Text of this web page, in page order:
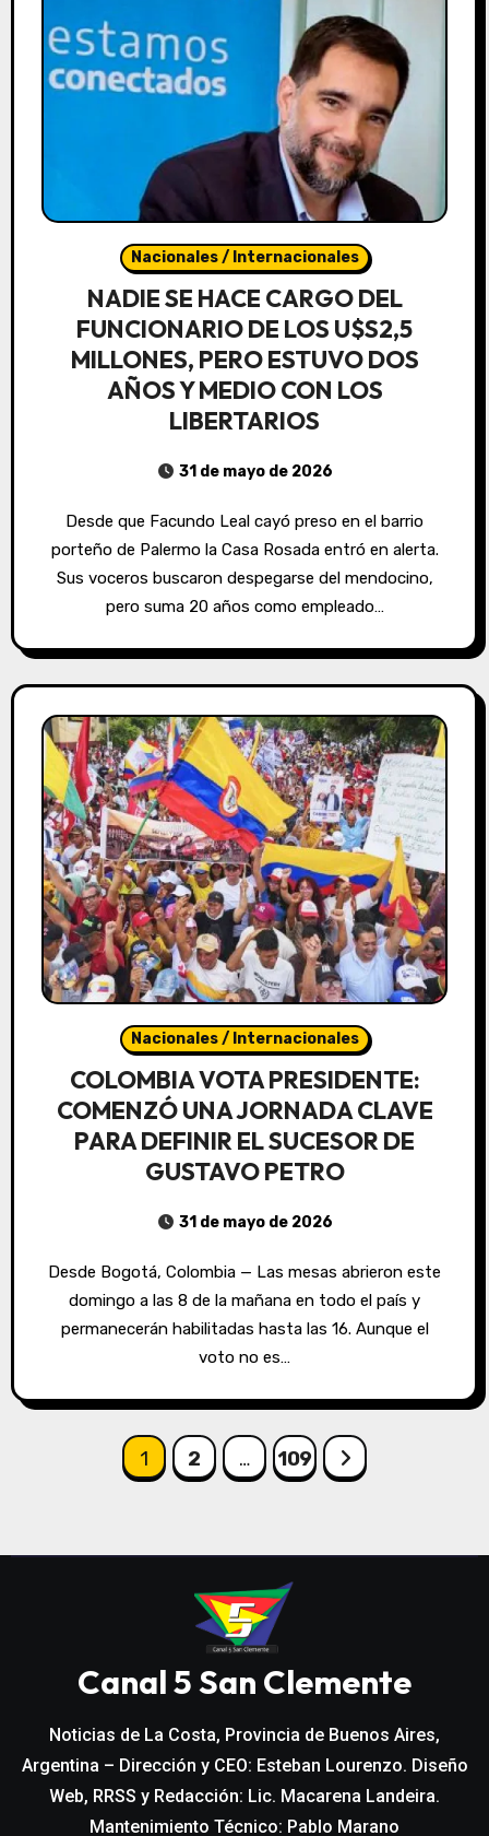
Nacionales / Internacionales
NADIE SE HACE CARGO DEL
FUNCIONARIO DE LOS U$S2,5
MILLONES, PERO ESTUVO DOS
AÑOS Y MEDIO CON LOS
LIBERTARIOS
31 de mayo de 2026
Desde que Facundo Leal cayó preso en el barrio
porteño de Palermo la Casa Rosada entró en alerta.
Sus voceros buscaron despegarse del mendocino,
pero suma 20 años como empleado…
Nacionales / Internacionales
COLOMBIA VOTA PRESIDENTE:
COMENZÓ UNA JORNADA CLAVE
PARA DEFINIR EL SUCESOR DE
GUSTAVO PETRO
31 de mayo de 2026
Desde Bogotá, Colombia — Las mesas abrieron este
domingo a las 8 de la mañana en todo el país y
permanecerán habilitadas hasta las 16. Aunque el
voto no es…
Paginación
entradas
1 2 … 109
Canal 5 San Clemente
Noticias de La Costa, Provincia de Buenos Aires,
Argentina – Dirección y CEO: Esteban Lourenzo. Diseño
Web, RRSS y Redacción: Lic. Macarena Landeira.
Mantenimiento Técnico: Pablo Marano